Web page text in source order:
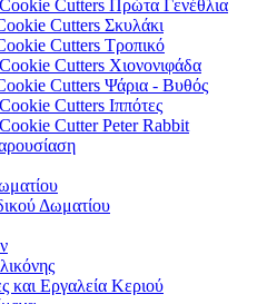
Cutters Πρώτα Γενέθλια
Cutters Σκυλάκι
Cutters Τροπικό
Cutters Χιονονιφάδα
Cutters Ψάρια - Βυθός
Cutters Ιππότες
Cutter Peter Rabbit
Δωματίου
και Εργαλεία Κεριού